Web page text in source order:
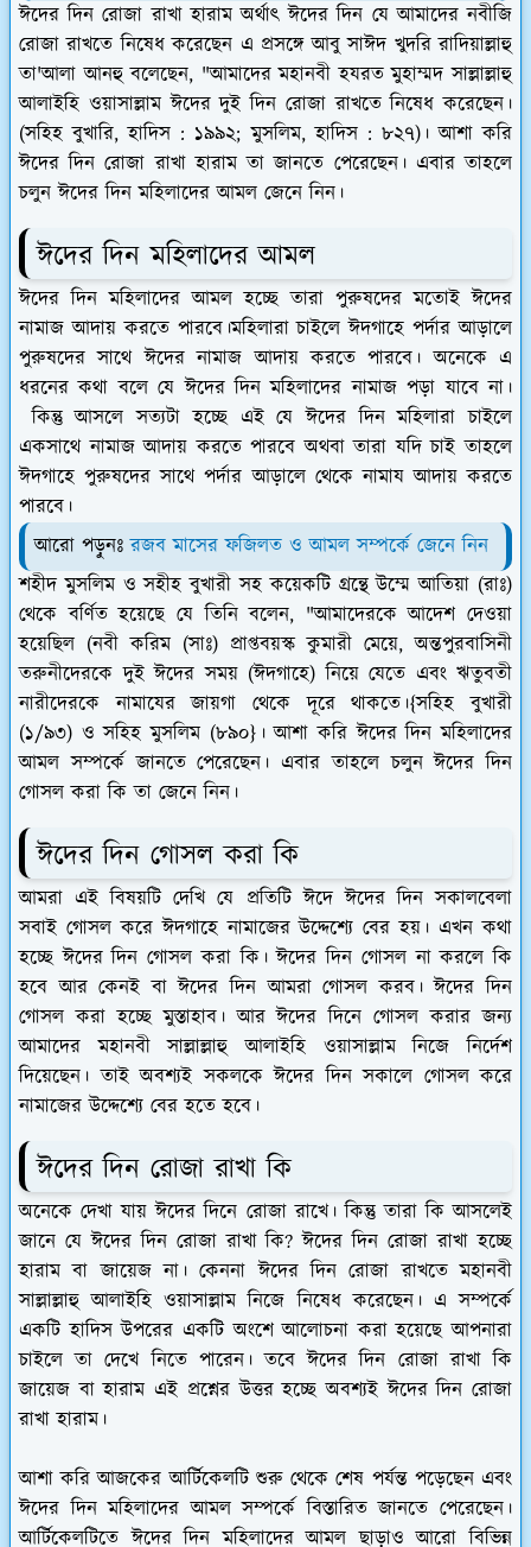
ঈদের দিন রোজা রাখা হারাম অর্থাৎ ঈদের দিন যে আমাদের নবীজি
রোজা রাখতে নিষেধ করেছেন এ প্রসঙ্গে আবু সাঈদ খুদরি রাদিয়াল্লাহু
তা'আলা আনহু বলেছেন, "আমাদের মহানবী হযরত মুহাম্মদ সাল্লাল্লাহু
আলাইহি ওয়াসাল্লাম ঈদের দুই দিন রোজা রাখতে নিষেধ করেছেন।
(সহিহ বুখারি, হাদিস : ১৯৯২; মুসলিম, হাদিস : ৮২৭)। আশা করি
ঈদের দিন রোজা রাখা হারাম তা জানতে পেরেছেন। এবার তাহলে
চলুন ঈদের দিন মহিলাদের আমল জেনে নিন।
ঈদের দিন মহিলাদের আমল
ঈদের দিন মহিলাদের আমল হচ্ছে তারা পুরুষদের মতোই ঈদের
নামাজ আদায় করতে পারবে।মহিলারা চাইলে ঈদগাহে পর্দার আড়ালে
পুরুষদের সাথে ঈদের নামাজ আদায় করতে পারবে। অনেকে এ
ধরনের কথা বলে যে ঈদের দিন মহিলাদের নামাজ পড়া যাবে না।
কিন্তু আসলে সত্যটা হচ্ছে এই যে ঈদের দিন মহিলারা চাইলে
একসাথে নামাজ আদায় করতে পারবে অথবা তারা যদি চাই তাহলে
ঈদগাহে পুরুষদের সাথে পর্দার আড়ালে থেকে নামায আদায় করতে
পারবে।
আরো পড়ুনঃরজব মাসের ফজিলত ও আমল সম্পর্কে জেনে নিন
শহীদ মুসলিম ও সহীহ বুখারী সহ কয়েকটি গ্রন্থে উম্মে আতিয়া (রাঃ)
থেকে বর্ণিত হয়েছে যে তিনি বলেন, "আমাদেরকে আদেশ দেওয়া
হয়েছিল (নবী করিম (সাঃ) প্রাপ্তবয়স্ক কুমারী মেয়ে, অন্তপুরবাসিনী
তরুনীদেরকে দুই ঈদের সময় (ঈদগাহে) নিয়ে যেতে এবং ঋতুবতী
নারীদেরকে নামাযের জায়গা থেকে দূরে থাকতে।{সহিহ বুখারী
(১/৯৩) ও সহিহ মুসলিম (৮৯০}। আশা করি ঈদের দিন মহিলাদের
আমল সম্পর্কে জানতে পেরেছেন। এবার তাহলে চলুন ঈদের দিন
গোসল করা কি তা জেনে নিন।
ঈদের দিন গোসল করা কি
আমরা এই বিষয়টি দেখি যে প্রতিটি ঈদে ঈদের দিন সকালবেলা
সবাই গোসল করে ঈদগাহে নামাজের উদ্দেশ্যে বের হয়। এখন কথা
হচ্ছে ঈদের দিন গোসল করা কি। ঈদের দিন গোসল না করলে কি
হবে আর কেনই বা ঈদের দিন আমরা গোসল করব। ঈদের দিন
গোসল করা হচ্ছে মুস্তাহাব। আর ঈদের দিনে গোসল করার জন্য
আমাদের মহানবী সাল্লাল্লাহু আলাইহি ওয়াসাল্লাম নিজে নির্দেশ
দিয়েছেন। তাই অবশ্যই সকলকে ঈদের দিন সকালে গোসল করে
নামাজের উদ্দেশ্যে বের হতে হবে।
ঈদের দিন রোজা রাখা কি
অনেকে দেখা যায় ঈদের দিনে রোজা রাখে। কিন্তু তারা কি আসলেই
জানে যে ঈদের দিন রোজা রাখা কি? ঈদের দিন রোজা রাখা হচ্ছে
হারাম বা জায়েজ না। কেননা ঈদের দিন রোজা রাখতে মহানবী
সাল্লাল্লাহু আলাইহি ওয়াসাল্লাম নিজে নিষেধ করেছেন। এ সম্পর্কে
একটি হাদিস উপরের একটি অংশে আলোচনা করা হয়েছে আপনারা
চাইলে তা দেখে নিতে পারেন। তবে ঈদের দিন রোজা রাখা কি
জায়েজ বা হারাম এই প্রশ্নের উত্তর হচ্ছে অবশ্যই ঈদের দিন রোজা
রাখা হারাম।
আশা করি আজকের আর্টিকেলটি শুরু থেকে শেষ পর্যন্ত পড়েছেন এবং
ঈদের দিন মহিলাদের আমল সম্পর্কে বিস্তারিত জানতে পেরেছেন।
আর্টিকেলটিতে ঈদের দিন মহিলাদের আমল ছাড়াও আরো বিভিন্ন